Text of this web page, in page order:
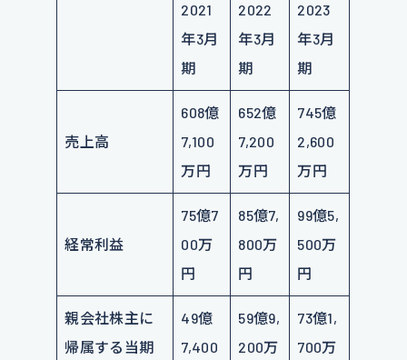
2021
年3月
期
2022
年3月
期
2023
年3月
期
売上高
608億
7,100
万円
652億
7,200
万円
745億
2,600
万円
経常利益
75億7
00万
円
85億7,
800万
円
99億5,
500万
円
親会社株主に
帰属する当期
49億
7,400
59億9,
200万
73億1,
700万